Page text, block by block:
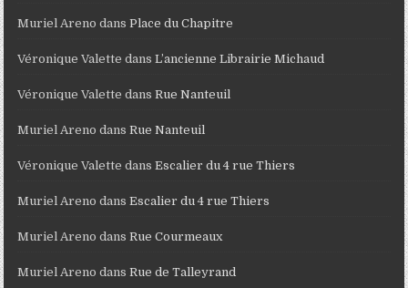
Muriel Areno dansPlace du Chapitre
Véronique Valette dansL’ancienne Librairie Michaud
Véronique Valette dansRue Nanteuil
Muriel Areno dansRue Nanteuil
Véronique Valette dansEscalier du 4 rue Thiers
Muriel Areno dansEscalier du 4 rue Thiers
Muriel Areno dansRue Courmeaux
Muriel Areno dansRue de Talleyrand